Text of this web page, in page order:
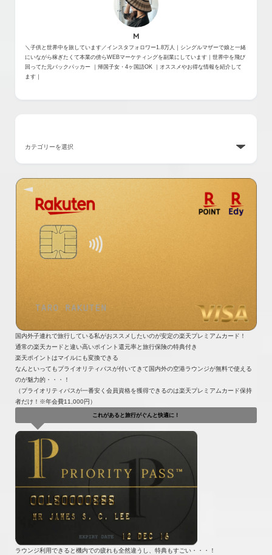
M
＼子供と世界中を旅しています／インスタフォロワー1.8万人｜シングルマザーで娘と一緒
にいながら稼ぎたくて本業の傍らWEBマーケティングを副業にしています｜世界中を飛び
回ってた元バックパッカー ｜帰国子女・4ヶ国語OK ｜オススメやお得な情報を紹介して
ます｜
国内外子連れで旅行している私がおススメしたいのが安定の楽天プレミアムカード！
通常の楽天カードと違い高いポイント還元率と旅行保険の特典付き
楽天ポイントはマイルにも変換できる
なんといってもプライオリティパスが付いてきて国内外の空港ラウンジが無料で使える
のが魅力的・・・！
（プライオリティパスが一番安く会員資格を獲得できるのは楽天プレミアムカード保持
者だけ！※年会費11,000円）
これがあると旅行がぐんと快適に！
ラウンジ利用できると機内での疲れも全然違うし、特典もすごい・・・！